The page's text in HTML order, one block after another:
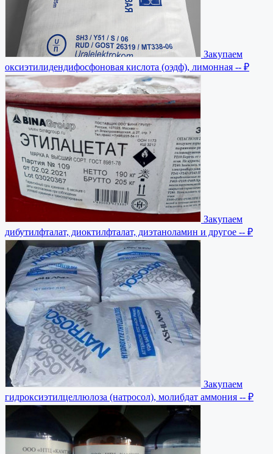
Закупаем
оксиэтилидендифосфоновая кислота (оэдф), лимонная -- ₽
Закупаем
дибутилфталат, диоктилфталат, диэтаноламин и другое -- ₽
Закупаем
гидроксиэтилцеллюлоза (натросол), молибдат аммония -- ₽